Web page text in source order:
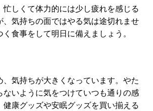
しくて体力的には少し疲れを感じる
、気持ちの面ではやる気は途切れませ
食事をして明日に備えましょう。
気持ちが大きくなっています。やた
ないように気をつけていつも通りの感
康グッズや安眠グッズを買い揃える